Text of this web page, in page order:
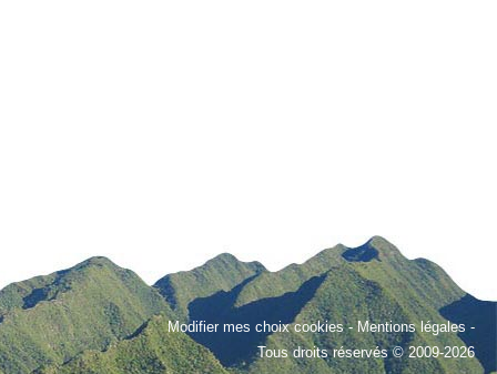
Modifier mes choix cookies-Mentions légales -
Tous droits réservés © 2009-2026